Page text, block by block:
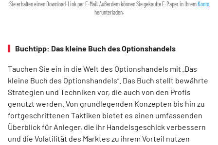
Sie erhalten einen Download-Link per E-Mail. Außerdem können Sie gekaufte E-Paper in Ihrem Konto
herunterladen.
Buchtipp: Das kleine Buch des Optionshandels
Tauchen Sie ein in die Welt des Optionshandels mit „Das
kleine Buch des Optionshandels“. Das Buch stellt bewährte
Strategien und Techniken vor, die auch von den Profis
genutzt werden. Von grundlegenden Konzepten bis hin zu
fortgeschrittenen Taktiken bietet es einen umfassenden
Überblick für Anleger, die ihr Handelsgeschick verbessern
und die Volatilität des Marktes zu ihrem Vorteil nutzen